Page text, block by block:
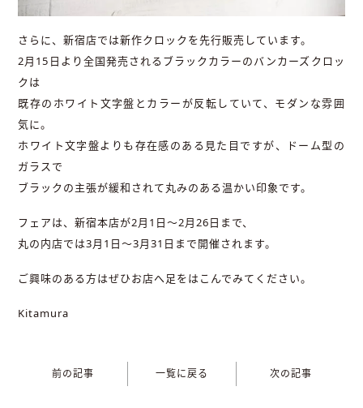
さらに、新宿店では新作クロックを先行販売しています。
2月15日より全国発売されるブラックカラーのバンカーズクロッ
クは
既存のホワイト文字盤とカラーが反転していて、モダンな雰囲
気に。
ホワイト文字盤よりも存在感のある見た目ですが、ドーム型の
ガラスで
ブラックの主張が緩和されて丸みのある温かい印象です。
フェアは、新宿本店が2月1日～2月26日まで、
丸の内店では3月1日～3月31日まで開催されます。
ご興味のある方はぜひお店へ足をはこんでみてください。
Kitamura
前の記事 一覧に戻る 次の記事